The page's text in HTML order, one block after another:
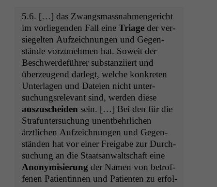
5.6. […] das Zwangs­mass­nah­men­gericht
im vor­liegen­den Fall eine Triage der ver­
siegel­ten Aufze­ich­nun­gen und Gegen­
stände vorzunehmen hat. Soweit der
Beschw­erde­führer sub­stanzi­iert und
überzeu­gend dar­legt, welche konkreten
Unter­la­gen und Dateien nicht unter­
suchungsrel­e­vant sind, wer­den diese
auszuschei­den sein. […] Bei den für die
Stra­fun­ter­suchung unent­behrlichen
ärztlichen Aufze­ich­nun­gen und Gegen­
stän­den hat vor ein­er Freiga­be zur Durch­
suchung an die Staat­san­waltschaft eine
Anonymisierung der Namen von betrof­
fe­nen Pati­entin­nen und Patien­ten zu erfol­